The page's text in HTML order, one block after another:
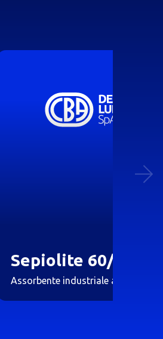
60/100
a base di Sepiolite